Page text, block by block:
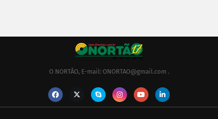
O NORTÃO, E-mail: ONORTAO@gmail.com .